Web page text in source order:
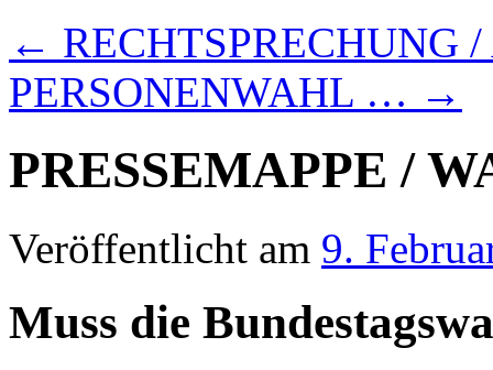
← RECHTSPRECHUNG
PERSONENWAHL … →
PRESSEMAPPE /
Veröffentlicht am 9.
Muss die